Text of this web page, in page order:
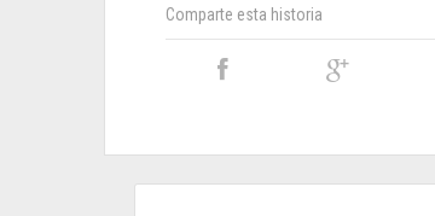
Comparte esta historia